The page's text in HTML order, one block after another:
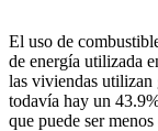
El uso de
de energía utilizada
las viviendas utilizan
todavía hay un
que puede ser